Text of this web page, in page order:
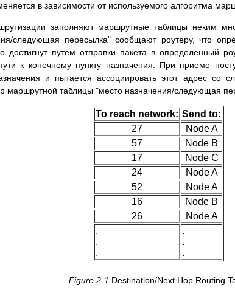
в зависимости от используемого алгоритма
заполняют маршрутные таблицы неким
следующая пересылка" сообщают роутеру, что
достигнут путем отправки пакета в определенный
к конечному пункту назначения. При приеме
и пытается ассоциировать этот адрес со
маршрутной таблицы "место назначения/следующая
To reach network: Send to:
27
Node A
57
Node B
17
Node C
24
Node A
52
Node A
16
Node B
26
Node A
.
.
.
.
.
.
Figure 2-1 Destination/Next Hop Routing